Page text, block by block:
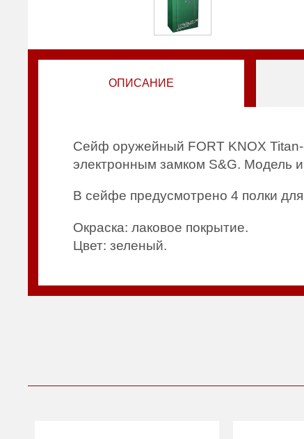
ОПИСАНИЕ
Сейф оружейный FORT KNOX
электронным замком S&G. Модель
В сейфе предусмотрено 4 полки
Окраска: лаковое покрытие.
Цвет: зеленый.